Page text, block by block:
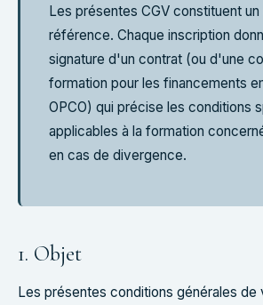
Les présentes CGV constituent
référence. Chaque inscription
signature d'un contrat (ou d'une
formation pour les financements
OPCO) qui précise les conditions
applicables à la formation
en cas de divergence.
1. Objet
Les présentes conditions générales